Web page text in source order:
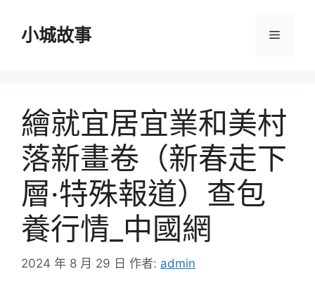
小城故事 選
繪就宜居宜業和美村
落新畫卷（新春走下
層·特殊報道）查包
養行情_中國網
2024 年 8 月 29 日 作者: admin